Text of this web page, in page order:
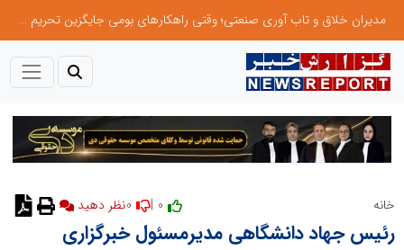
مدیران خلاق و تاب آوری صنعتی؛ وقتی راهکارهای بومی جایگزین تحریم میشود
خانه نظر دهید
رئیس جهاد دانشگاهی مدیرمسئول خبرگزاری